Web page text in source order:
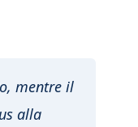
mentre il
alla